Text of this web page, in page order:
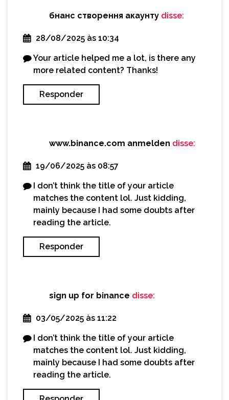
бнанс створення акаунту disse:
28/08/2025 às 10:34
Your article helped me a lot, is there any
more related content? Thanks!
Responder
www.binance.com anmelden disse:
19/06/2025 às 08:57
I don’t think the title of your article
matches the content lol. Just kidding,
mainly because I had some doubts after
reading the article.
Responder
sign up for binance disse:
03/05/2025 às 11:22
I don’t think the title of your article
matches the content lol. Just kidding,
mainly because I had some doubts after
reading the article.